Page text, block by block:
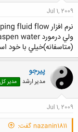
Jul 1, 2009
نرم افزار piping fluid flow خيلي كامل نيست
(متاسفانه)خيلي با خود
پیرجو
مدیر ارشد مدیر
Jul 1, 2009
nazanin1811 گفت: